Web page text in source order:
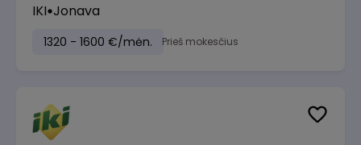
IKI Jonava
1320 - 1600 €/mėn. Prieš mokesčius